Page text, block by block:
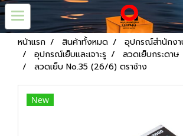
หน้าแรก สินค้าทั้งหมด
อุปกรณ์สำนักง
อุปกรณ์เย็บและเจาะรู
ลวดเย็บกระดาษ
ลวดเย็บ No.35 (26/6) ตราช้าง
New